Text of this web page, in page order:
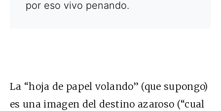
por eso vivo penando.
La “hoja de papel volando” (que supongo)
es una imagen del destino azaroso (“cual